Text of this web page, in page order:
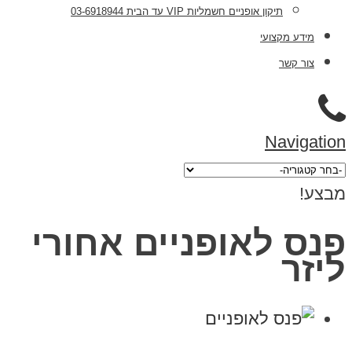
תיקון אופניים חשמליות VIP עד הבית 03-6918944
מידע מקצועי
צור קשר
Navigation
מבצע!
פנס לאופניים אחורי
ליזר